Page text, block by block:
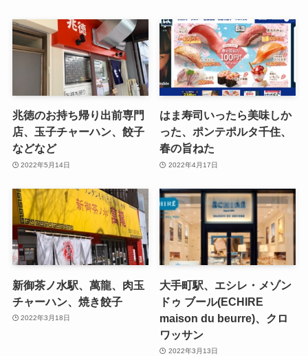
兆徳のお持ち帰り出前専門
店、玉子チャーハン、餃子
などなど
2022年5月14日
はま寿司いったら美味しか
った、ポンテポルタ千住、
春の旨ねた
2022年4月17日
新御茶ノ水駅、萬龍、肉玉
チャーハン、焼き餃子
2022年3月18日
大手町駅、エシレ・メゾン
ドゥ ブール(ECHIRE
maison du beurre)、クロ
ワッサン
2022年3月13日